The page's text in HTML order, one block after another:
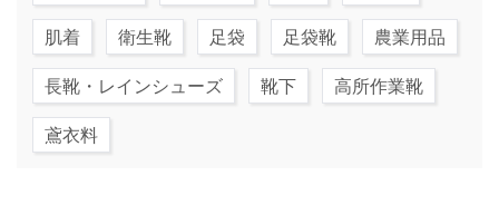
肌着 衛生靴 足袋 足袋靴 農業用品
長靴・レインシューズ 靴下 高所作業靴
鳶衣料